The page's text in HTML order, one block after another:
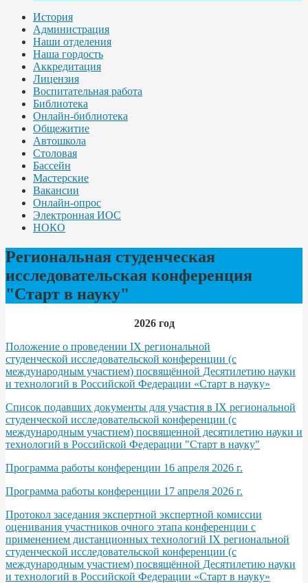
История
Администрация
Наши отделения
Наша гордость
Аккредитация
Лицензия
Воспитательная работа
Библиотека
Онлайн-библиотека
Общежитие
Автошкола
Столовая
Бассейн
Мастерские
Вакансии
Онлайн-опрос
Электронная ИОС
НОКО
Региональная студенческая
исследовательская конференция
"Старт в науку"
2026 год
Положение о проведении IX региональной
студенческой исследовательской конференции (с
международным участием) посвящённой Десятилетию науки
и технологий в Российской Федерации «Старт в науку»
Список подавших документы для участия в IX региональной
студенческой исследовательской конференции (с
международным участием) посвященной десятилетию науки и
технологий в Российской Федерации "Старт в науку"
Программа работы конференции 16 апреля 2026 г.
Программа работы конференции 17 апреля 2026 г.
Протокол заседания экспертной экспертной комиссии
оценивания участников очного этапа конференции с
применением дистанционных технологий IХ региональной
студенческой исследовательской конференции (с
международным участием) посвящённой Десятилетию науки
и технологий в Российской Федерации «Старт в науку»